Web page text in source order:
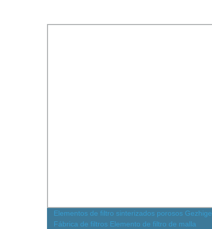
Elementos de filtro sinterizados porosos Gezhige
Fábrica de filtros Elemento de filtro de malla